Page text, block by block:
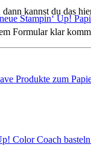
Stampin‘ Up!
Produkte zum
Color Coach
kannst du das
Formular klar